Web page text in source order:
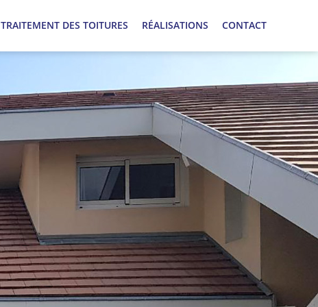
TRAITEMENT DES TOITURES RÉALISATIONS CONTACT